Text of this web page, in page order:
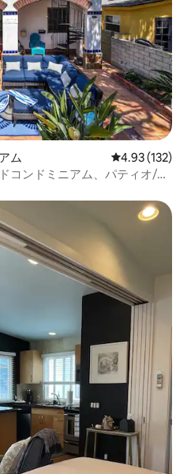
ム レビュー132
4.93 (132)
コンドミニアム、パティオ/駐